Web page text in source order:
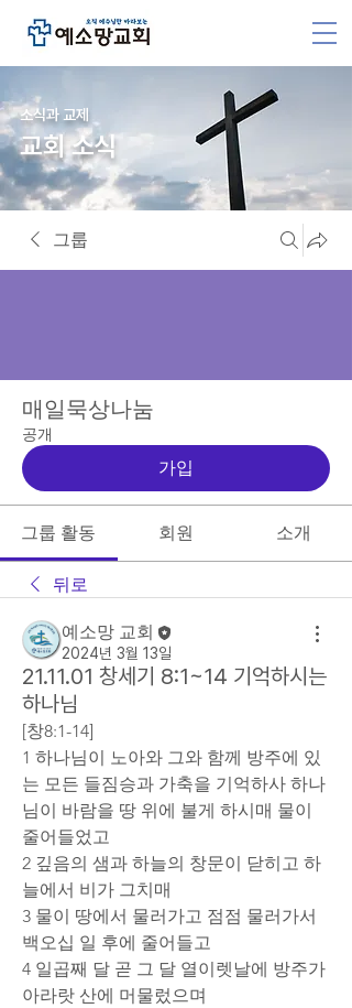
소식과 교제
교회 소식
그룹
매일묵상나눔
공개
가입
그룹 활동 회원 소개
뒤로
예소망 교회
2024년 3월 13일
21.11.01 창세기 8:1~14 기억하시는
하나님
[창8:1-14]
1 하나님이 노아와 그와 함께 방주에 있
는 모든 들짐승과 가축을 기억하사 하나
님이 바람을 땅 위에 불게 하시매 물이
줄어들었고
2 깊음의 샘과 하늘의 창문이 닫히고 하
늘에서 비가 그치매
3 물이 땅에서 물러가고 점점 물러가서
백오십 일 후에 줄어들고
4 일곱째 달 곧 그 달 열이렛날에 방주가
아라랏 산에 머물렀으며